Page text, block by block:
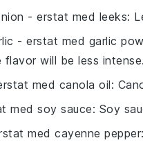
- erstat med leeks:
- erstat med garlic
flavor will be less intense.
med canola oil:
med soy sauce: Soy
med cayenne pepper